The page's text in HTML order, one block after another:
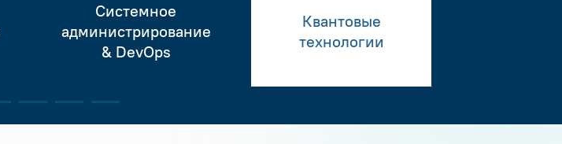
Системное
администрирование
& DevOps
Квантовые
технологии